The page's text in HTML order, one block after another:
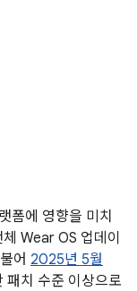
폼에 영향을 미치
Wear OS 업데이
어 2025년 5월
치 수준 이상으로